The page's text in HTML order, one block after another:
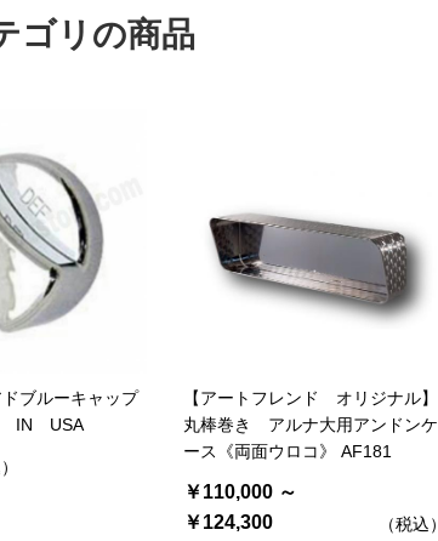
ゴリの商品
ドブルーキャップ
IN USA
【アートフレンド オリジナル】
丸棒巻き アルナ大用アンドンケ
ース《両面ウロコ》 AF181
￥110,000 ～
￥124,300
（税込）